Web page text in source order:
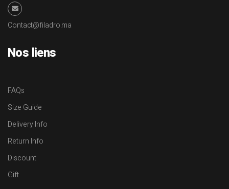
Contact@filadro.ma
Nos liens
FAQs
Size Guide
Delivery Info
Return Info
Discount
Gift